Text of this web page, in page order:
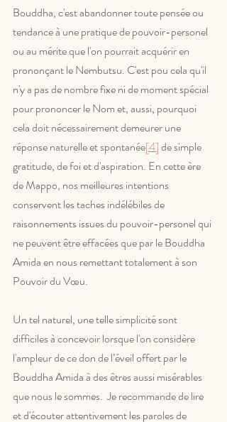
Bouddha, c'est abandonner toute pensée ou
tendance à une pratique de pouvoir-personel
ou au mérite que l'on pourrait acquérir en
prononçant le Nembutsu. C'est pou cela qu'il
n'y a pas de nombre fixe ni de moment spécial
pour prononcer le Nom et, aussi, pourquoi
cela doit nécessairement demeurer une
réponse naturelle et spontanée[4] de simple
gratitude, de foi et d'aspiration. En cette ère
de Mappo, nos meilleures intentions
conservent les taches indélébiles de
raisonnements issues du pouvoir-personel qui
ne peuvent être effacées que par le Bouddha
Amida en nous remettant totalement à son
Pouvoir du Vœu.
Un tel naturel, une telle simplicité sont
difficiles à concevoir lorsque l'on considère
l'ampleur de ce don de l’éveil offert par le
Bouddha Amida à des êtres aussi misérables
que nous le sommes.  Je recommande de lire
et d'écouter attentivement les paroles de